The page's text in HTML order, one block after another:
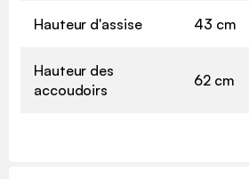
Hauteur d'assise 43 cm
Hauteur des
accoudoirs
62 cm